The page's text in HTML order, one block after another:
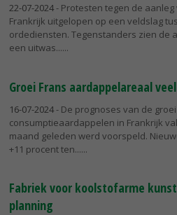
22-07-2024- Protesten tegen de
Frankrijk uitgelopen op een veldslag
ordediensten. Tegenstanders zien de
een uitwas...
Groei Frans aardappelareaal
16-07-2024- De prognoses van de
consumptieaardappelen in Frankrijk
maand geleden werd voorspeld.
+11 procent ten...
Fabriek voor koolstofarme
planning